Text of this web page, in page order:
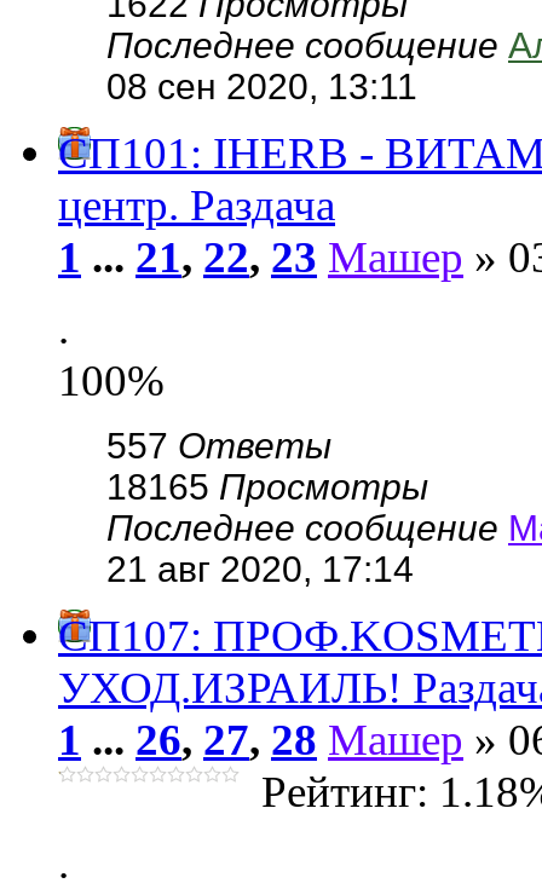
Последнее сообщение
08 сен 2020, 13:11
СП101: IHERB -
центр. Раздача
1 ... 21, 22, 23 Машер »
.
100%
557 Ответы
18165 Просмотры
Последнее сообщение
21 авг 2020, 17:14
СП107:
УХОД.ИЗРАИЛЬ!
1 ... 26, 27, 28 Машер »
Рейтинг:
.